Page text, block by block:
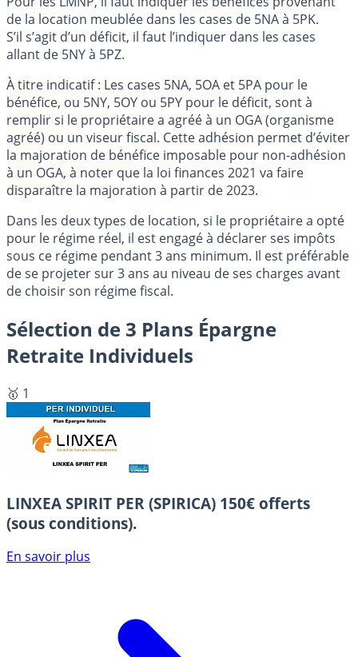
de la location meublée dans les cases de 5NA à 5PK.
S’il s’agit d’un déficit, il faut l’indiquer dans les cases
allant de 5NY à 5PZ.
À titre indicatif : Les cases 5NA, 5OA et 5PA pour le
bénéfice, ou 5NY, 5OY ou 5PY pour le déficit, sont à
remplir si le propriétaire a agréé à un OGA (organisme
agréé) ou un viseur fiscal. Cette adhésion permet d’éviter
la majoration de bénéfice imposable pour non-adhésion
à un OGA, à noter que la loi finances 2021 va faire
disparaître la majoration à partir de 2023.
Dans les deux types de location, si le propriétaire a opté
pour le régime réel, il est engagé à déclarer ses impôts
sous ce régime pendant 3 ans minimum. Il est préférable
de se projeter sur 3 ans au niveau de ses charges avant
de choisir son régime fiscal.
Sélection de 3 Plans Épargne
Retraite Individuels
🥇 1
LINXEA SPIRIT PER (SPIRICA) 150€ offerts
(sous conditions).
En savoir plus